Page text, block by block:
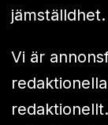
jämställdhet.
Vi är